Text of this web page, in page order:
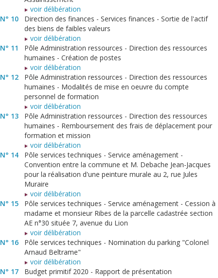
voir délibération
N° 10
Direction des finances - Services finances - Sortie de l'actif
des biens de faibles valeurs
voir délibération
N° 11
Pôle Administration ressources - Direction des ressources
humaines - Création de postes
voir délibération
N° 12
Pôle Administration ressources - Direction des ressources
humaines - Modalités de mise en oeuvre du compte
personnel de formation
voir délibération
N° 13
Pôle Administration ressources - Direction des ressources
humaines - Remboursement des frais de déplacement pour
formation et mission
voir délibération
N° 14
Pôle services techniques - Service aménagement -
Convention entre la commune et M. Debache Jean-Jacques
pour la réalisation d'une peinture murale au 2, rue Jules
Muraire
voir délibération
N° 15
Pôle services techniques - Service aménagement - Cession à
madame et monsieur Ribes de la parcelle cadastrée section
AE n°30 située 7, avenue du Lion
voir délibération
N° 16
Pôle services techniques - Nomination du parking "Colonel
Arnaud Beltrame"
voir délibération
N° 17
Budget primitif 2020 - Rapport de présentation